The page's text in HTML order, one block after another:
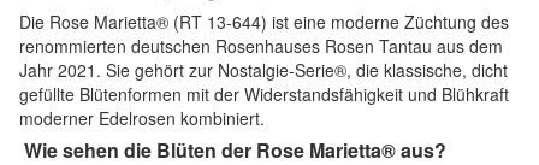
Die Rose Marietta® (RT 13-644) ist eine moderne Züchtung des
renommierten deutschen Rosenhauses Rosen Tantau aus dem
Jahr 2021. Sie gehört zur Nostalgie-Serie®, die klassische, dicht
gefüllte Blütenformen mit der Widerstandsfähigkeit und Blühkraft
moderner Edelrosen kombiniert.
Wie sehen die Blüten der Rose Marietta® aus?